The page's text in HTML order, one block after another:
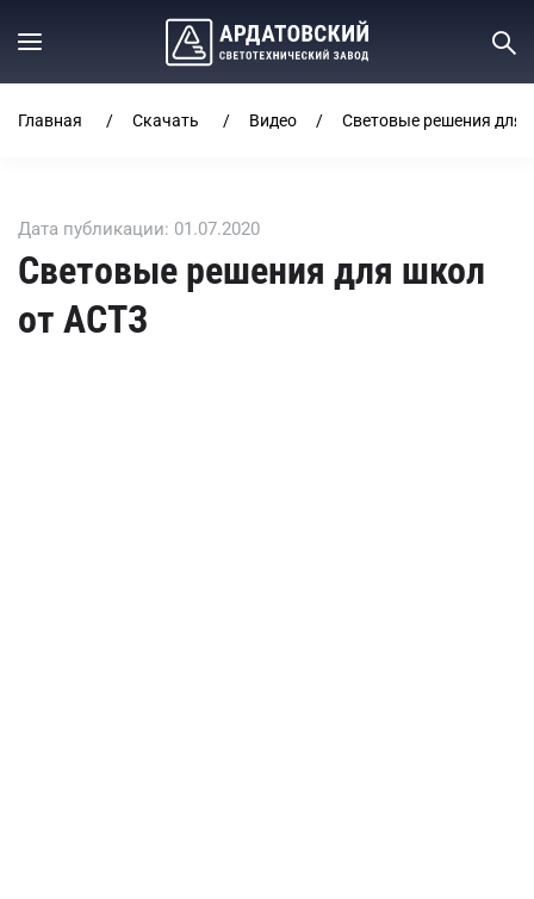
Главная Скачать Видео Световые решения для
Дата публикации: 01.07.2020
Световые решения для школ
от АСТЗ